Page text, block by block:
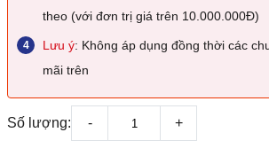
theo (với đơn trị giá trên 10.000.000Đ)
Lưu ý: Không áp dụng đồng thời các
mãi trên
Số lượng: - +